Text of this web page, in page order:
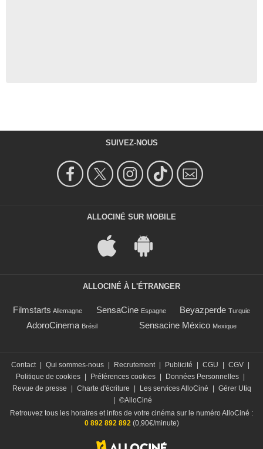
SUIVEZ-NOUS
ALLOCINÉ SUR MOBILE
ALLOCINÉ À L'ÉTRANGER
Filmstarts Allemagne SensaCine Espagne Beyazperde Turquie
AdoroCinema Brésil Sensacine México Mexique
Contact Qui sommes-nous Recrutement Publicité CGU CGV
Politique de cookies
Préférences cookies Données Personnelles
Revue de presse
Charte d'écriture Les services AlloCiné
Gérer Utiq
©AlloCiné
Retrouvez tous les horaires et infos de votre cinéma sur le numéro AlloCiné :
0 892 892 892(0,90€/minute)